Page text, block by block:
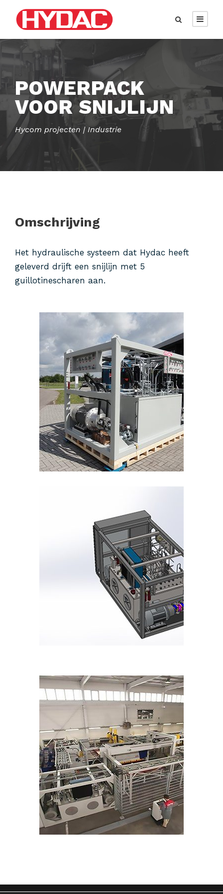
POWERPACK
VOOR SNIJLIJN
Hycom projecten | Industrie
Omschrijving
Het hydraulische systeem dat Hydac heeft
geleverd drijft een snijlijn met 5
guillotinescharen aan.